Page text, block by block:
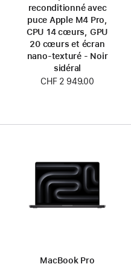
reconditionné avec
puce Apple M4 Pro,
CPU 14 cœurs, GPU
20 cœurs et écran
nano-texturé - Noir
sidéral
CHF 2 949.00
MacBook Pro